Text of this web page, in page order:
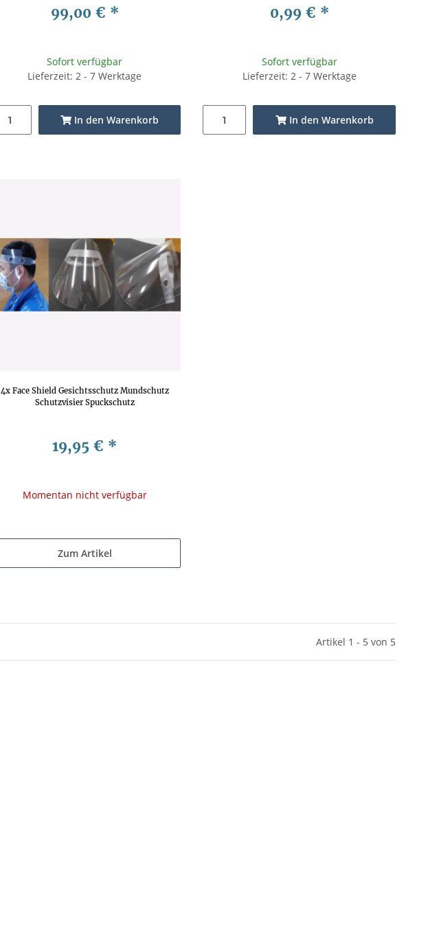
99,00 € *
Sofort verfügbar
Lieferzeit: 2 - 7 Werktage
In den Warenkorb
0,99 € *
Sofort verfügbar
Lieferzeit: 2 - 7 Werktage
In den Warenkorb
4x Face Shield Gesichtsschutz Mundschutz
Schutzvisier Spuckschutz
19,95 € *
Momentan nicht verfügbar
Zum Artikel
Artikel 1 - 5 von 5